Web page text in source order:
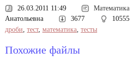
26.03.2011 11:49 Математика
Анатольевна
3677 10555
дроби, тест, математика, тесты
Похожие файлы